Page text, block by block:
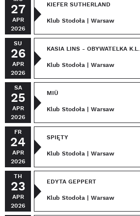
27
APR
2026
KIEFER SUTHERLAND
Klub Stodoła | Warsaw
SU
26
APR
2026
KASIA LINS - OBYWATELKA K.L.
Klub Stodoła | Warsaw
SA
25
APR
2026
MIÜ
Klub Stodoła | Warsaw
FR
24
APR
2026
SPIĘTY
Klub Stodoła | Warsaw
TH
23
APR
2026
EDYTA GEPPERT
Klub Stodoła | Warsaw